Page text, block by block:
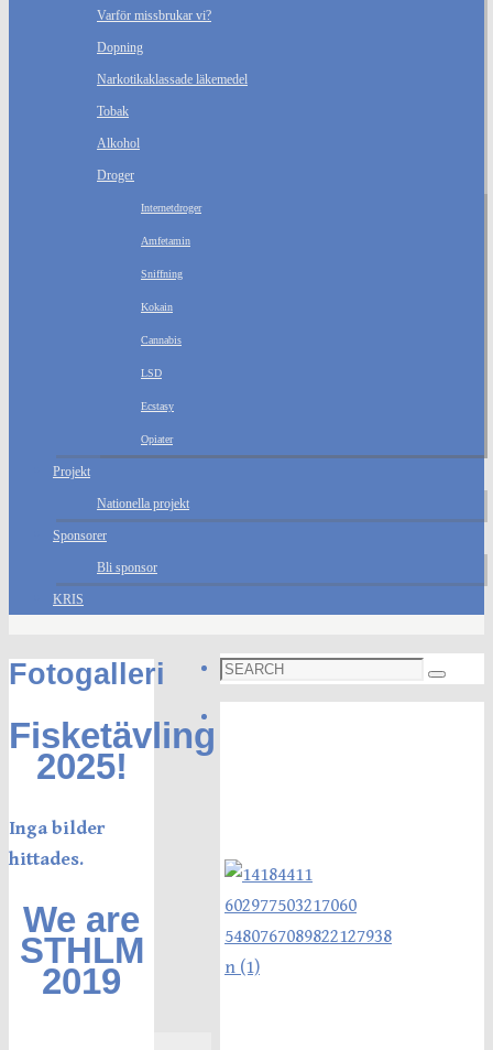
Varför missbrukar vi?
Dopning
Narkotikaklassade läkemedel
Tobak
Alkohol
Droger
Internetdroger
Amfetamin
Sniffning
Kokain
Cannabis
LSD
Ecstasy
Opiater
Projekt
Nationella projekt
Sponsorer
Bli sponsor
KRIS
Fotogalleri
Fisketävling
2025!
Inga bilder
hittades.
We are
STHLM
2019
Search
for:
Search